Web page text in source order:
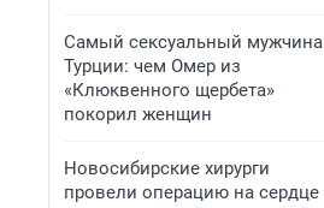
Самый сексуальный мужчина
Турции: чем Омер из
«Клюквенного щербета»
покорил женщин
Новосибирские хирурги
провели операцию на сердце